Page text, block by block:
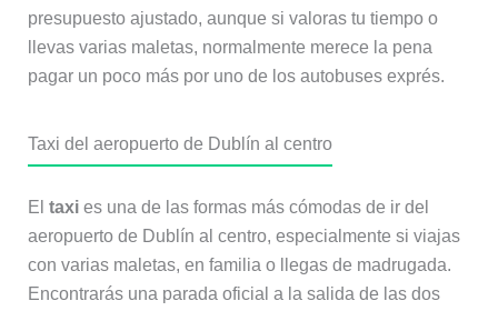
presupuesto ajustado, aunque si valoras tu tiempo o
llevas varias maletas, normalmente merece la pena
pagar un poco más por uno de los autobuses exprés.
Taxi del aeropuerto de Dublín al centro
El taxies una de las formas más cómodas de ir del
aeropuerto de Dublín al centro, especialmente si viajas
con varias maletas, en familia o llegas de madrugada.
Encontrarás una parada oficial a la salida de las dos